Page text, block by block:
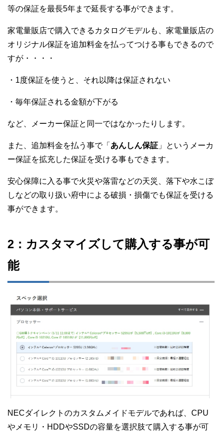
等の保証を最長5年まで延長する事ができます。
家電量販店で購入できるカタログモデルも、家電量販店の
オリジナル保証を追加料金を払ってつける事もできるので
すが・・・・
・1度保証を使うと、それ以降は保証されない
・毎年保証される金額が下がる
など、メーカー保証と同一ではなかったりします。
また、追加料金を払う事で「 あんしん保証 」というメーカ
ー保証を拡充した保証を受ける事もできます。
安心保障に入る事で火災や落雷などの天災、落下や水こぼ
しなどの取り扱い府中による破損・損傷でも保証を受ける
事ができます。
2：カスタマイズして購入する事が可
能
NECダイレクトのカスタムメイドモデルであれば、CPU
やメモリ・HDDやSSDの容量を選択肢て購入する事が可